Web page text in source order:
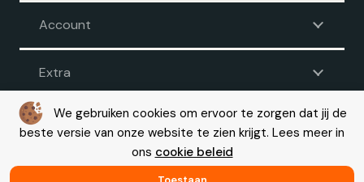
We gebruiken cookies om ervoor te zorgen dat jij de
beste versie van onze website te zien krijgt. Lees meer in
ons cookie beleid
Account
Extra
Voorwaarden|Disclaimer| Privacy| Cookie beleid
© Copyright 2026 – Vuilniszak.nl |Webdesign by Yooker
with 💙